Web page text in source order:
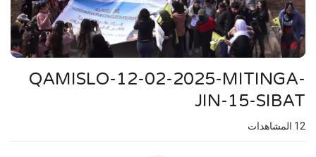
480p
360p
240p
auto
QAMISLO-12-02-2025-MITINGA-
JIN-15-SIBAT
المشاهدات